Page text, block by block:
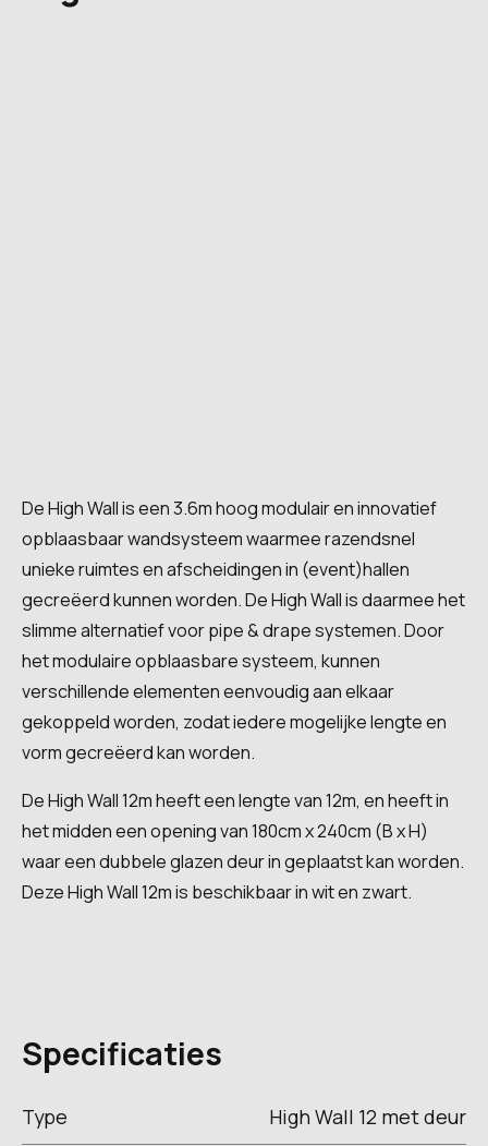
Specificaties
Type High Wall 12 met deur
De High Wall is een 3.6m hoog modulair en innovatief
opblaasbaar wandsysteem waarmee razendsnel
unieke ruimtes en afscheidingen in (event)hallen
gecreëerd kunnen worden. De High Wall is daarmee het
slimme alternatief voor pipe & drape systemen. Door
het modulaire opblaasbare systeem, kunnen
verschillende elementen eenvoudig aan elkaar
gekoppeld worden, zodat iedere mogelijke lengte en
vorm gecreëerd kan worden.
De High Wall 12m heeft een lengte van 12m, en heeft in
het midden een opening van 180cm x 240cm (B x H)
waar een dubbele glazen deur in geplaatst kan worden.
Deze High Wall 12m is beschikbaar in wit en zwart.